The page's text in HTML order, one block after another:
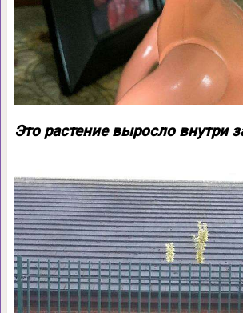
Это растение выросло внутри